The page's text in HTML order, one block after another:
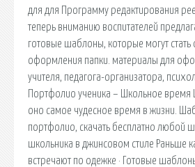
для для Программу редактирования
теперь вниманию воспитателей
готовые шаблоны, которые могут стать
оформления папки. материалы для
учителя, педагога-организатора,
Портфолио ученика – Школьное
оно самое чудесное время в жизни.
портфолио, скачать бесплатно любой
школьника в джинсовом стиле Раньше
встречают по одежке · Готовые